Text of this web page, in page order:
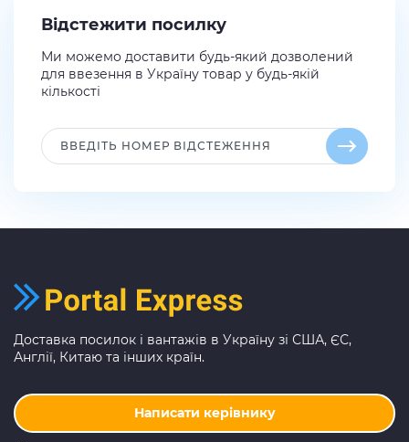
Відстежити посилку
Ми можемо доставити будь-який дозволений
для ввезення в Україну товар у будь-якій
кількості
Доставка посилок і вантажів в Україну зі США, ЄС,
Англії, Китаю та інших країн.
Написати керівнику